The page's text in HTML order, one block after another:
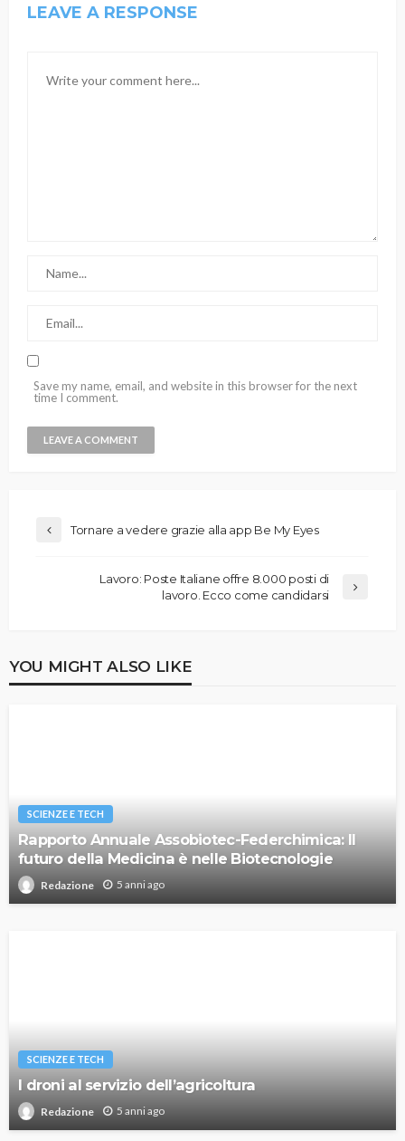
LEAVE A RESPONSE
Save my name, email, and website in this browser for the next
time I comment.
Tornare a vedere grazie alla app Be My Eyes
Lavoro: Poste Italiane offre 8.000 posti di
lavoro. Ecco come candidarsi
YOU MIGHT ALSO LIKE
SCIENZE E TECH
Rapporto Annuale Assobiotec-Federchimica: Il
futuro della Medicina è nelle Biotecnologie
Redazione 5 anni ago
SCIENZE E TECH
I droni al servizio dell’agricoltura
Redazione 5 anni ago